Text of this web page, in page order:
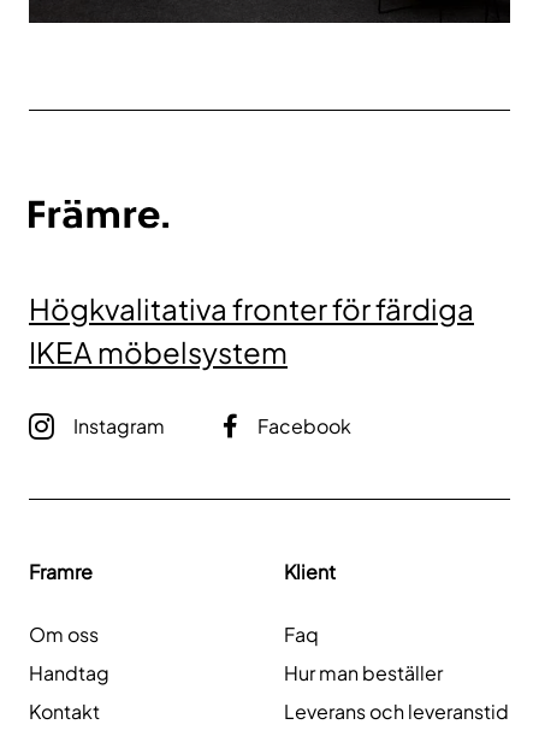
Högkvalitativa fronter för färdiga
IKEA möbelsystem
Instagram Facebook
Framre
Om oss
Handtag
Kontakt
Klient
Faq
Hur man beställer
Leverans och leveranstid